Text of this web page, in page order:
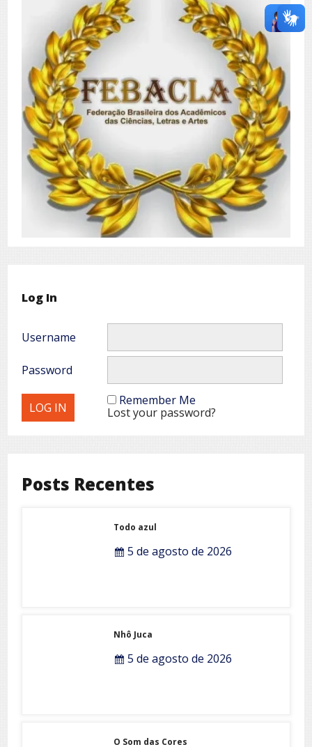
Log In
Username
Password
Remember Me
Lost your password?
Posts Recentes
Todo azul
5 de agosto de 2026
Nhô Juca
5 de agosto de 2026
O Som das Cores